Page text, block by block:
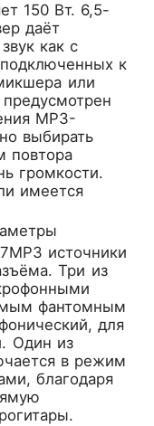
150 Вт. 6,5-
даёт
как с
к
или
MP3-
выбирать
повтора
громкости.
имеется
источники
Три из
фантомным
для
Один из
в режим
благодаря